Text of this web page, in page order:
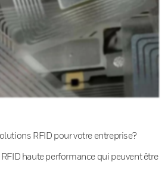
RFID pour votre entreprise?
haute performance qui peuvent être